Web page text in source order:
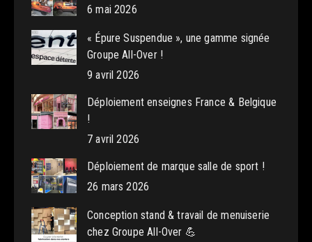
6 mai 2026
« Épure Suspendue », une gamme signée
Groupe All-Over !
9 avril 2026
Déploiement enseignes France & Belgique
!
7 avril 2026
Déploiement de marque salle de sport !
26 mars 2026
Conception stand & travail de menuiserie
chez Groupe All-Over 💪